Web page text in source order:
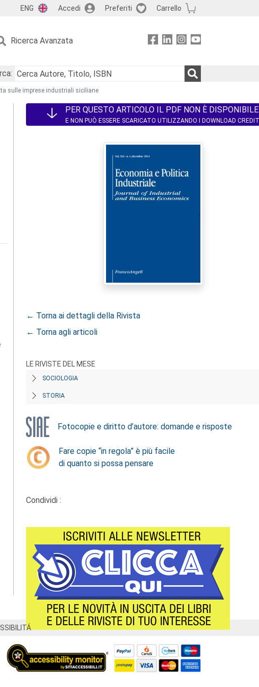
ENG Accedi Preferiti Carrello
Ricerca Avanzata
sulle imprese industriali siciliane
PER QUESTO ARTICOLO IL PDF NON È DISPONIBILE
E NON PUÒ ESSERE SCARICATO UTILIZZANDO I DOWNLOAD CREDIT
← Torna ai dettagli della Rivista
← Torna agli articoli
LE RIVISTE DEL MESE
SOCIOLOGIA
STORIA
Fotocopie e diritto d’autore: domande e risposte
Fare copie “in regola” è più facile
di quanto si possa pensare
Condividi :